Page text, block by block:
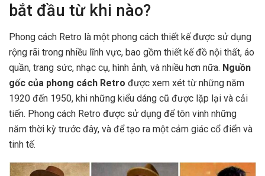
bắt đầu từ khi nào?
Phong cách Retro là một phong cách thiết kế được sử dụng
rộng rãi trong nhiều lĩnh vực, bao gồm thiết kế đồ nội thất, áo
quần, trang sức, nhạc cụ, hình ảnh, và nhiều hơn nữa. Nguồn
gốc của phong cách Retro được xem xét từ những năm
1920 đến 1950, khi những kiểu dáng cũ được lặp lại và cải
tiến. Phong cách Retro được sử dụng để tôn vinh những
năm thời kỳ trước đây, và để tạo ra một cảm giác cổ điển và
tinh tế.